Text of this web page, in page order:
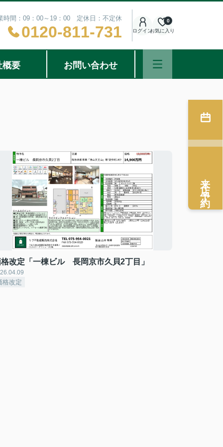
時間：09：00～19：00 定休日：不定休
0120-811-731 ログインお気に入り
0
概要 お問い合わせ
改定「一棟ビル 長岡京市久貝2丁目」
格改定
来店予約